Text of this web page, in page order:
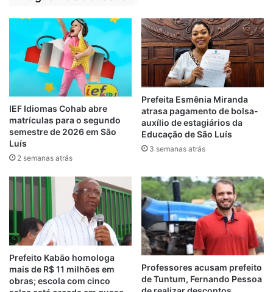
Ao todo, durante 12 meses, as empresas
CCG Construtora, que inclusive é
investigada pelo Ministério Público do
Maranhão e Nissi Construções vão torrar
juntas dentro da Secretaria Municipal de
Educação de São Luís, a bagatela de
R$21.433.332,87 (vinte e um milhões,
quatrocentos e trinta e três mil, trezentos e
centavos).
Veja abaixo os contratos da
CCG Construtora.
IEF Idiomas Cohab abre
matrículas para o segundo
semestre de 2026 em São
Luís
2 semanas atrás
Prefeita Esmênia Miranda
atrasa pagamento de bolsa-
auxílio de estagiários da
Educação de São Luís
3 semanas atrás
Prefeito Kabão homologa
mais de R$ 11 milhões em
obras; escola com cinco
Professores acusam prefeito
de Tuntum, Fernando Pessoa